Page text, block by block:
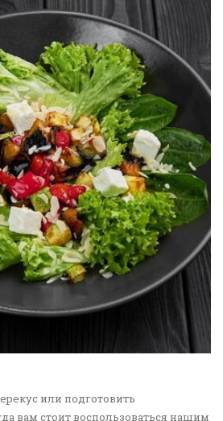
или подготовить
вам стоит воспользоваться нашим